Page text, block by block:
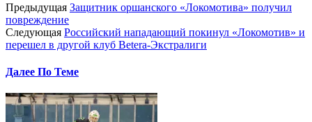
Предыдущая Защитник оршанского «Локомотива» получил
повреждение
Следующая Российский нападающий покинул «Локомотив» и
перешел в другой клуб Betera-Экстралиги
Далее По Теме